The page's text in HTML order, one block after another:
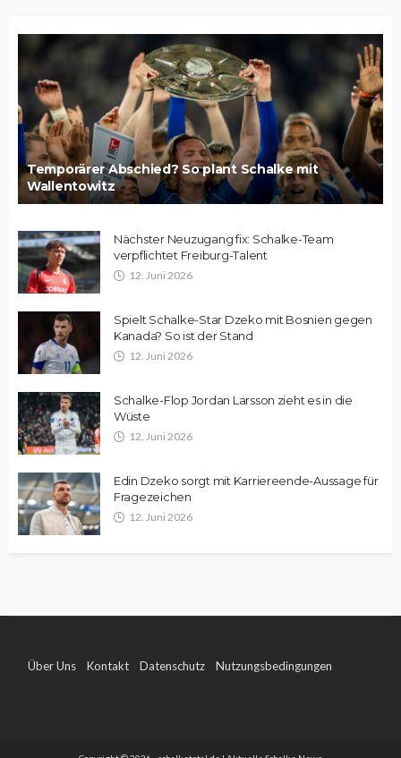
Temporärer Abschied? So plant Schalke mit
Wallentowitz
Nächster Neuzugang fix: Schalke-Team
verpflichtet Freiburg-Talent
12. Juni 2026
Spielt Schalke-Star Dzeko mit Bosnien gegen
Kanada? So ist der Stand
12. Juni 2026
Schalke-Flop Jordan Larsson zieht es in die
Wüste
12. Juni 2026
Edin Dzeko sorgt mit Karriereende-Aussage für
Fragezeichen
12. Juni 2026
Über Uns Kontakt Datenschutz Nutzungsbedingungen